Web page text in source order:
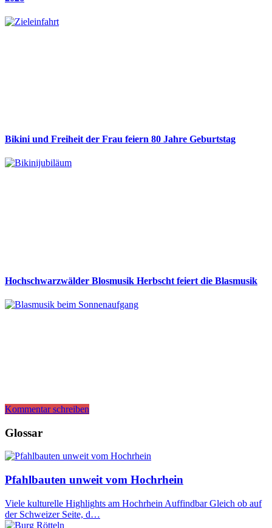
Bikini und Freiheit der Frau feiern 80 Jahre Geburtstag
Hochschwarzwälder Blosmusik Herbscht feiert die Blasmusik
Kommentar schreiben
Glossar
Pfahlbauten unweit vom Hochrhein
Viele kulturelle Highlights am Hochrhein Auffindbar Gleich ob auf
der Schweizer Seite, d…